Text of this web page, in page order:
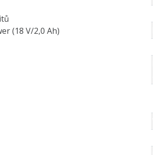
(18 V/2,0 Ah)